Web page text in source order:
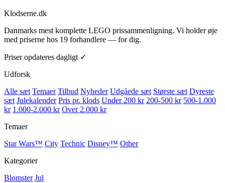
Klodserne.dk
Danmarks mest komplette LEGO prissammenligning. Vi holder øje
med priserne hos 19 forhandlere — for dig.
Priser opdateres dagligt ✓
Udforsk
Alle sæt Temaer Tilbud Nyheder Udgåede sæt Største sæt Dyreste
sæt Julekalender Pris pr. klods Under 200 kr 200-500 kr 500-1.000
kr 1.000-2.000 kr Over 2.000 kr
Temaer
Star Wars™ City Technic Disney™ Other
Kategorier
Blomster Jul